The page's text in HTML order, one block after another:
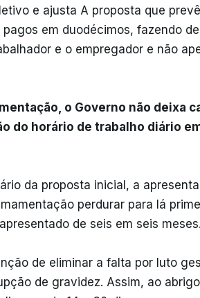
e ajusta A proposta que
em duodécimos, fazendo
e o empregador e não
o Governo não deixa
do horário de trabalho diário
da proposta inicial, a
perdurar para lá
de seis em seis meses.
de eliminar a falta por luto
de gravidez. Assim, ao